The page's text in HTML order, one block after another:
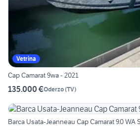
Vetrina
Cap Camarat 9wa - 2021
135.000 €Oderzo(TV)
Barca Usata-Jeanneau Cap Camarat 9.0 WA